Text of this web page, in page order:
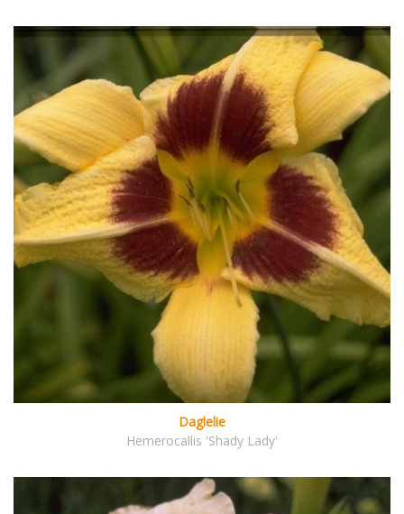
Daglelie
Hemerocallis 'Shady Lady'